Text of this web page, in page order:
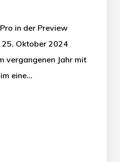
in der Preview
25. Oktober 2024
vergangenen Jahr mit
eine…